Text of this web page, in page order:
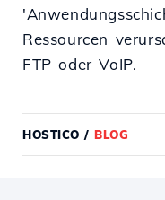
Ressourcen
FTP oder VoIP.
HOSTICO / BLOG